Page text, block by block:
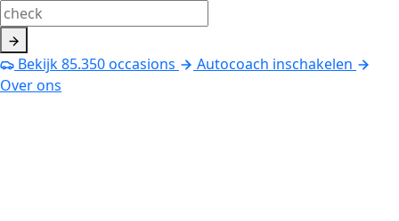
Bekijk85.350occasions
Autocoach inschakelen
Over ons